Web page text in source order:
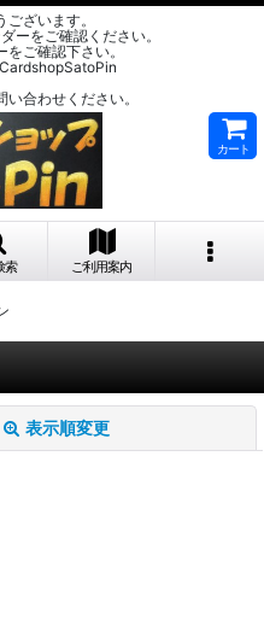
ざいます。
ーをご確認ください。
ご確認下さい。
合わせください。
カート
索 ご利用案内
表示順変更